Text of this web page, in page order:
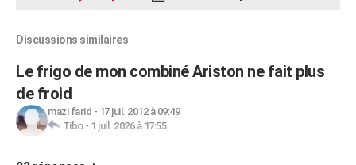
Discussions similaires
Le frigo de mon combiné Ariston ne fait plus
de froid
mazi farid - 17 juil. 2012 à 09:49
Tibo- 1 juil. 2026 à 17:55